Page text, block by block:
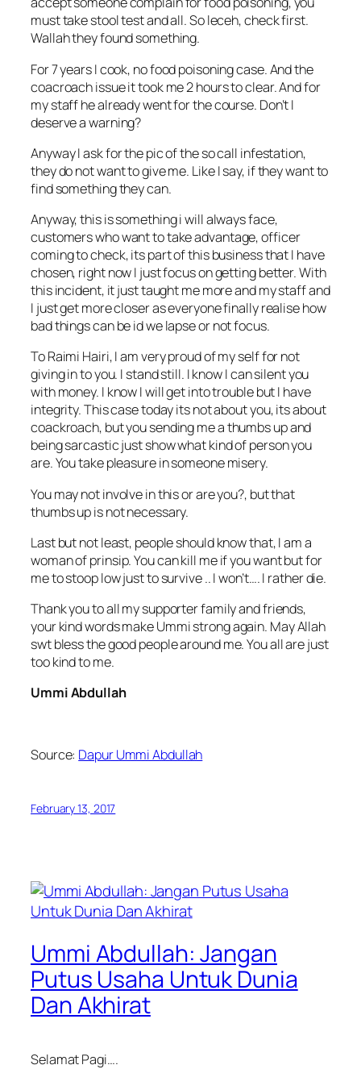
must take stool test and all. So leceh, check first.
Wallah they found something.
For 7 years I cook, no food poisoning case. And the
coacroach issue it took me 2 hours to clear. And for
my staff he already went for the course. Don’t I
deserve a warning?
Anyway I ask for the pic of the so call infestation,
they do not want to give me. Like I say, if they want to
find something they can.
Anyway, this is something i will always face,
customers who want to take advantage, officer
coming to check, its part of this business that I have
chosen, right now I just focus on getting better. With
this incident, it just taught me more and my staff and
I just get more closer as everyone finally realise how
bad things can be id we lapse or not focus.
To Raimi Hairi, I am very proud of my self for not
giving in to you. I stand still. I know I can silent you
with money. I know I will get into trouble but I have
integrity. This case today its not about you, its about
coackroach, but you sending me a thumbs up and
being sarcastic just show what kind of person you
are. You take pleasure in someone misery.
You may not involve in this or are you?, but that
thumbs up is not necessary.
Last but not least, people should know that, I am a
woman of prinsip. You can kill me if you want but for
me to stoop low just to survive .. I won’t…. I rather die.
Thank you to all my supporter family and friends,
your kind words make Ummi strong again. May Allah
swt bless the good people around me. You all are just
too kind to me.
Ummi Abdullah
Source: Dapur Ummi Abdullah
February 13, 2017
Ummi Abdullah: Jangan
Putus Usaha Untuk Dunia
Dan Akhirat
Selamat Pagi….